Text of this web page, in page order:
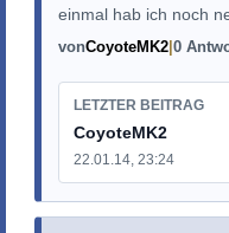
einmal hab ich noch
vonCoyoteMK2 0
LETZTER BEITRAG
CoyoteMK2
22.01.14, 23:24